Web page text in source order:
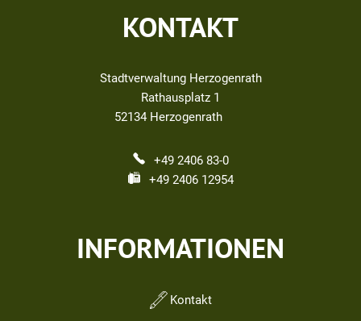
KONTAKT
Stadtverwaltung Herzogenrath
Rathausplatz 1
52134 Herzogenrath
+49 2406 83-0
+49 2406 12954
INFORMATIONEN
Kontakt